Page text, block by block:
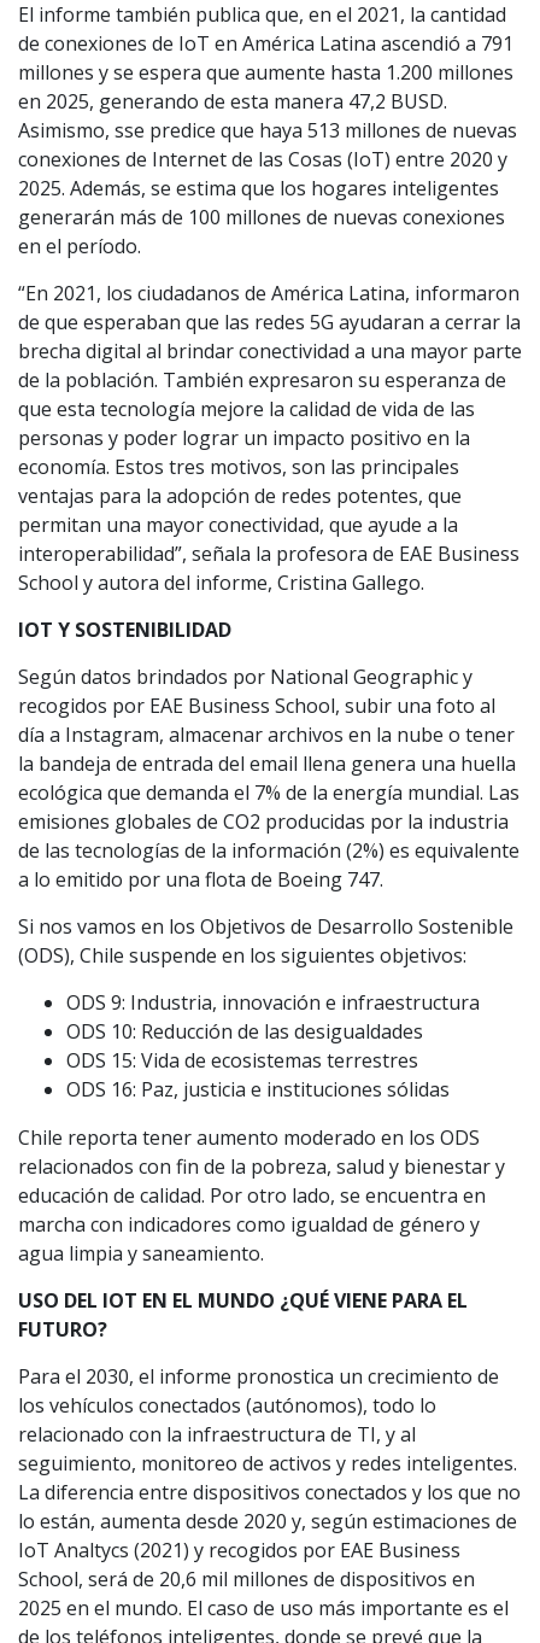
El informe también publica que, en el 2021, la cantidad
de conexiones de IoT en América Latina ascendió a 791
millones y se espera que aumente hasta 1.200 millones
en 2025, generando de esta manera 47,2 BUSD.
Asimismo, sse predice que haya 513 millones de nuevas
conexiones de Internet de las Cosas (IoT) entre 2020 y
2025. Además, se estima que los hogares inteligentes
generarán más de 100 millones de nuevas conexiones
en el período.
“En 2021, los ciudadanos de América Latina, informaron
de que esperaban que las redes 5G ayudaran a cerrar la
brecha digital al brindar conectividad a una mayor parte
de la población. También expresaron su esperanza de
que esta tecnología mejore la calidad de vida de las
personas y poder lograr un impacto positivo en la
economía. Estos tres motivos, son las principales
ventajas para la adopción de redes potentes, que
permitan una mayor conectividad, que ayude a la
interoperabilidad”, señala la profesora de EAE Business
School y autora del informe, Cristina Gallego.
IOT Y SOSTENIBILIDAD
Según datos brindados por National Geographic y
recogidos por EAE Business School, subir una foto al
día a Instagram, almacenar archivos en la nube o tener
la bandeja de entrada del email llena genera una huella
ecológica que demanda el 7% de la energía mundial. Las
emisiones globales de CO2 producidas por la industria
de las tecnologías de la información (2%) es equivalente
a lo emitido por una flota de Boeing 747.
Si nos vamos en los Objetivos de Desarrollo Sostenible
(ODS), Chile suspende en los siguientes objetivos:
ODS 9: Industria, innovación e infraestructura
ODS 10: Reducción de las desigualdades
ODS 15: Vida de ecosistemas terrestres
ODS 16: Paz, justicia e instituciones sólidas
Chile reporta tener aumento moderado en los ODS
relacionados con fin de la pobreza, salud y bienestar y
educación de calidad. Por otro lado, se encuentra en
marcha con indicadores como igualdad de género y
agua limpia y saneamiento.
USO DEL IOT EN EL MUNDO ¿QUÉ VIENE PARA EL
FUTURO?
Para el 2030, el informe pronostica un crecimiento de
los vehículos conectados (autónomos), todo lo
relacionado con la infraestructura de TI, y al
seguimiento, monitoreo de activos y redes inteligentes.
La diferencia entre dispositivos conectados y los que no
lo están, aumenta desde 2020 y, según estimaciones de
IoT Analtycs (2021) y recogidos por EAE Business
School, será de 20,6 mil millones de dispositivos en
2025 en el mundo. El caso de uso más importante es el
de los teléfonos inteligentes, donde se prevé que la